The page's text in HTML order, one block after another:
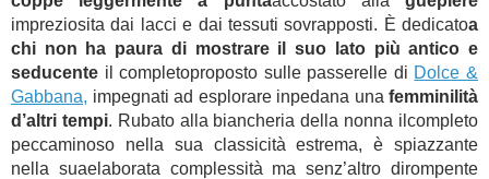
impreziosita dai lacci e dai tessuti sovrapposti. È dedicatoa
chi non ha paura di mostrare il suo lato più antico e
seducente il completoproposto sulle passerelle di Dolce &
Gabbana, impegnati ad esplorare inpedana una femminilità
d’altri tempi. Rubato alla biancheria della nonna ilcompleto
peccaminoso nella sua classicità estrema, è spiazzante
nella suaelaborata complessità ma senz’altro dirompente